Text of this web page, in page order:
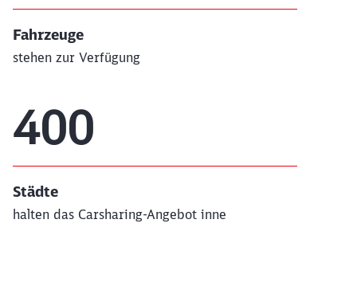
Fahrzeuge
stehen zur Verfügung
400
Städte
halten das Carsharing-Angebot inne